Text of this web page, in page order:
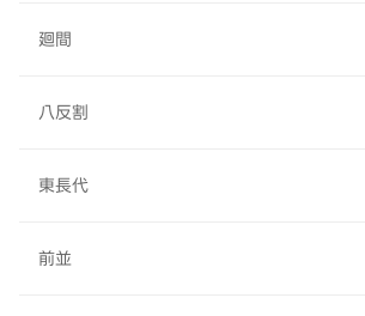
廻間
八反割
東長代
前並